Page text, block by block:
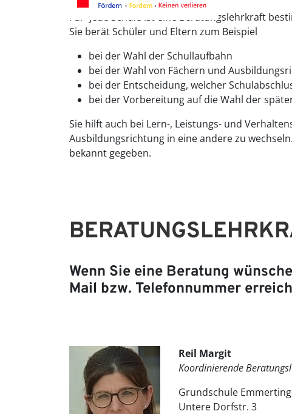
Für jede Schule ist eine Beratungslehrkraft
Sie berät Schüler und Eltern zum Beispiel
bei der Wahl der Schullaufbahn
bei der Wahl von Fächern und
bei der Entscheidung, welcher
bei der Vorbereitung auf die Wahl der
Sie hilft auch bei Lern-, Leistungs- und
Ausbildungsrichtung in eine andere zu
bekannt gegeben.
Wenn Sie eine Beratung
Mail bzw. Telefonnummer
Reil Margit
Koordinierende
Grundschule
Untere Dorfstr. 3